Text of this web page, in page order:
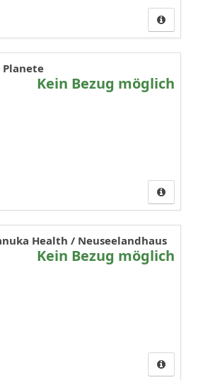
Kein Bezug möglich
Health / Neuseelandhaus
Kein Bezug möglich